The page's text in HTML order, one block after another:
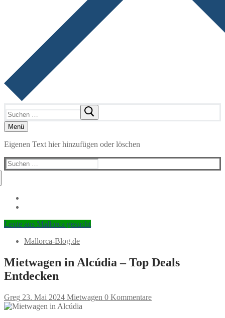
nach:
Menü
Eigenen Text hier hinzufügen oder löschen
Suchen
nach:
Leute aus Mallorca gesucht
Mallorca-Blog.de
Mietwagen in Alcúdia – Top Deals
Entdecken
Greg 23. Mai 2024 Mietwagen 0 Kommentare